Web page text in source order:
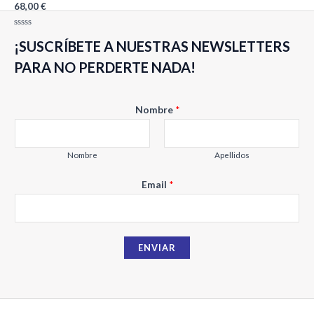
68,00€
con
0
5
5
¡SUSCRÍBETE A NUESTRAS NEWSLETTERS
PARA NO PERDERTE NADA!
m
N
m
b
r
Nombre *
Nombre Apellidos
Email *
ENVIAR